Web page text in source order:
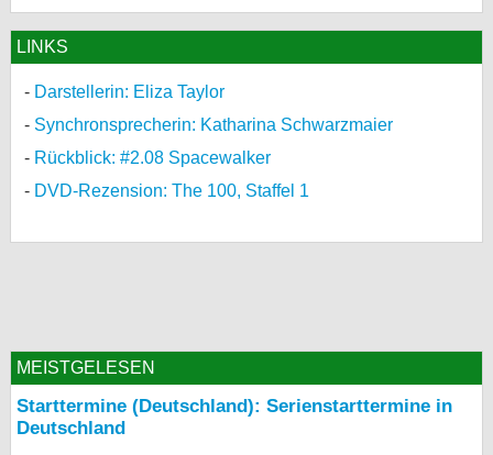
LINKS
Darstellerin: Eliza Taylor
Synchronsprecherin: Katharina Schwarzmaier
Rückblick: #2.08 Spacewalker
DVD-Rezension: The 100, Staffel 1
MEISTGELESEN
Starttermine (Deutschland): Serienstarttermine in
Deutschland